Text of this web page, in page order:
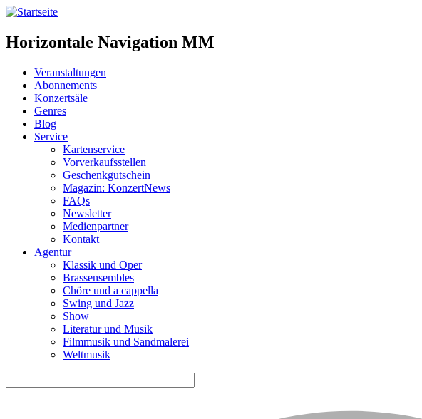
Horizontale Navigation MM
Veranstaltungen
Abonnements
Konzertsäle
Genres
Blog
Service
Kartenservice
Vorverkaufsstellen
Geschenkgutschein
Magazin: KonzertNews
FAQs
Newsletter
Medienpartner
Kontakt
Agentur
Klassik und Oper
Brassensembles
Chöre und a cappella
Swing und Jazz
Show
Literatur und Musik
Filmmusik und Sandmalerei
Weltmusik